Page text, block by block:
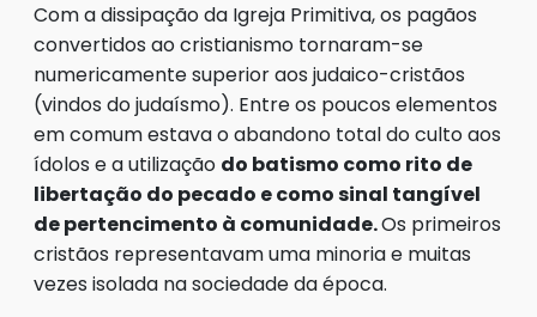
Com a dissipação da Igreja Primitiva, os pagãos
convertidos ao cristianismo tornaram-se
numericamente superior aos judaico-cristãos
(vindos do judaísmo). Entre os poucos elementos
em comum estava o abandono total do culto aos
ídolos e a utilização do batismo como rito de
libertação do pecado e como sinal tangível
de pertencimento à comunidade.Os primeiros
cristãos representavam uma minoria e muitas
vezes isolada na sociedade da época.